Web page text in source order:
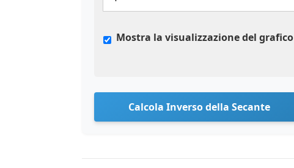
Mostra la visualizzazione del grafico
Calcola Inverso della Secante